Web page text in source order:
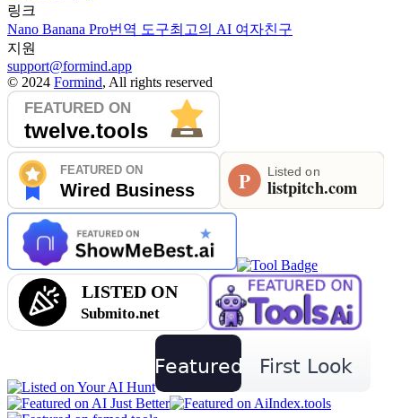
링크
Nano Banana Pro번역 도구최고의 AI 여자친구
지원
support@formind.app
© 2024 Formind, All rights reserved